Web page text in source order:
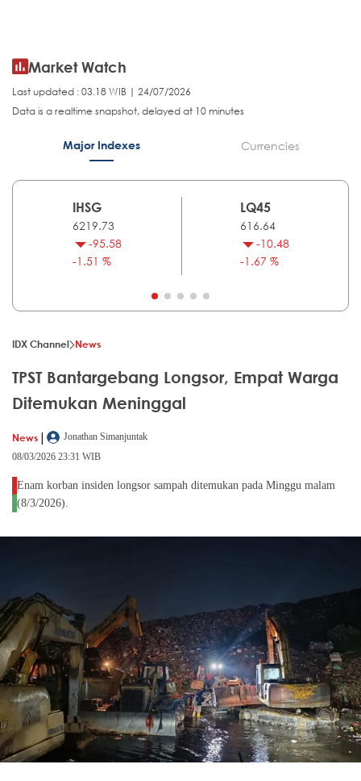
Market Watch
Last updated : 03.18 WIB | 24/07/2026
Data is a realtime snapshot, delayed at 10 minutes
Major Indexes Currencies
IHSG
6219.73
-95.58
-1.51 %
LQ45
616.64
-10.48
-1.67 %
IDX Channel News
TPST Bantargebang Longsor, Empat Warga
Ditemukan Meninggal
News |
Jonathan Simanjuntak
08/03/2026 23:31 WIB
Enam korban insiden longsor sampah ditemukan pada Minggu malam
(8/3/2026).